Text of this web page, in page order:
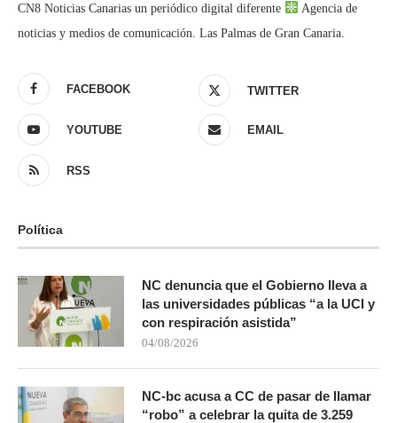
CN8 Noticias Canarias un periódico digital diferente
Agencia de
noticias y medios de comunicación. Las Palmas de Gran Canaria.
FACEBOOK TWITTER
YOUTUBE EMAIL
RSS
Política
NC denuncia que el Gobierno lleva a
las universidades públicas “a la UCI y
con respiración asistida”
04/08/2026
NC-bc acusa a CC de pasar de llamar
“robo” a celebrar la quita de 3.259